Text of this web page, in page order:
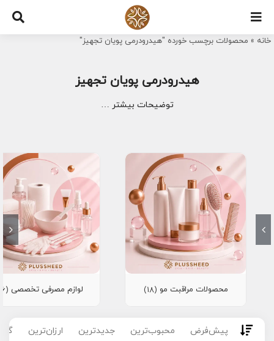
Skip
content
خانه » محصولات برچسب خورده "هیدرودرمی پویان تجهیز"
هیدرودرمی پویان تجهیز
توضیحات بیشتر …
محصولات مراقبت مو (18) لوازم مصرفی تخصصی (16)
پیش‌فرض محبوب‌ترین جدیدترین ارزان‌ترین